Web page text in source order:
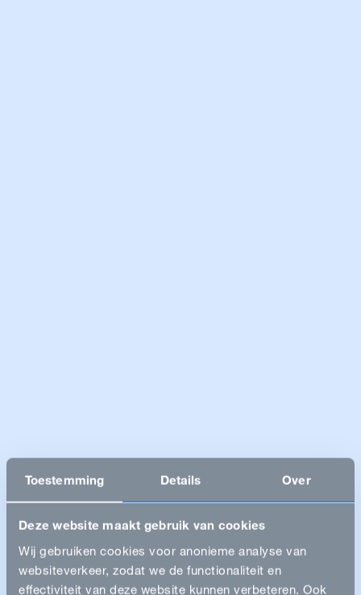
Toestemming Details Over
Deze website maakt gebruik van cookies
Wij gebruiken cookies voor anonieme analyse van
websiteverkeer, zodat we de functionaliteit en
effectiviteit van deze website kunnen verbeteren. Ook